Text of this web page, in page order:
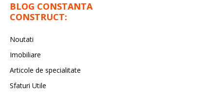
BLOG CONSTANTA
CONSTRUCT:
Noutati
Imobiliare
Articole de specialitate
Sfaturi Utile